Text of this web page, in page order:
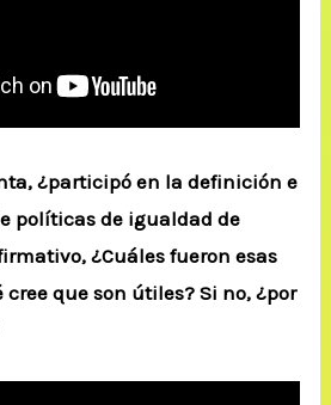
¿participó en la definición e
políticas de igualdad de
¿Cuáles fueron esas
que son útiles? Si no, ¿por